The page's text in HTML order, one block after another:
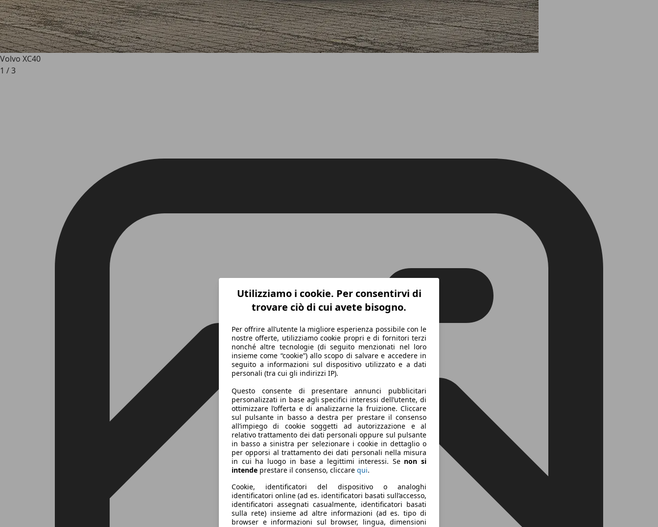
Volvo XC40
1 /3
Utilizziamo i cookie. Per consentirvi di
trovare ciò di cui avete bisogno.
Per offrire all’utente la migliore esperienza possibile con le
nostre offerte, utilizziamo cookie propri e di fornitori terzi
nonché altre tecnologie (di seguito menzionati nel loro
insieme come “cookie”) allo scopo di salvare e accedere in
seguito a informazioni sul dispositivo utilizzato e a dati
personali (tra cui gli indirizzi IP).
Questo consente di presentare annunci pubblicitari
personalizzati in base agli specifici interessi dell’utente, di
ottimizzare l’offerta e di analizzarne la fruizione. Cliccare
sul pulsante in basso a destra per prestare il consenso
all’impiego di cookie soggetti ad autorizzazione e al
relativo trattamento dei dati personali oppure sul pulsante
in basso a sinistra per selezionare i cookie in dettaglio o
per opporsi al trattamento dei dati personali nella misura
in cui ha luogo in base a legittimi interessi. Se non si
intende prestare il consenso, cliccare qui.
Cookie, identificatori del dispositivo o analoghi
identificatori online (ad es. identificatori basati sull’accesso,
identificatori assegnati casualmente, identificatori basati
sulla rete) insieme ad altre informazioni (ad es. tipo di
browser e informazioni sul browser, lingua, dimensioni